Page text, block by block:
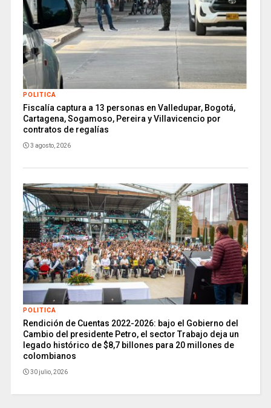
POLITICA
Fiscalía captura a 13 personas en Valledupar, Bogotá,
Cartagena, Sogamoso, Pereira y Villavicencio por
contratos de regalías
3 agosto, 2026
POLITICA
Rendición de Cuentas 2022-2026: bajo el Gobierno del
Cambio del presidente Petro, el sector Trabajo deja un
legado histórico de $8,7 billones para 20 millones de
colombianos
30 julio, 2026